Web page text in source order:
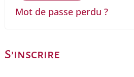
Mot de passe perdu ?
S’inscrire